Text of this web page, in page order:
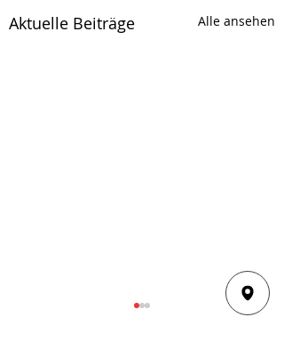
Aktuelle Beiträge Alle ansehen